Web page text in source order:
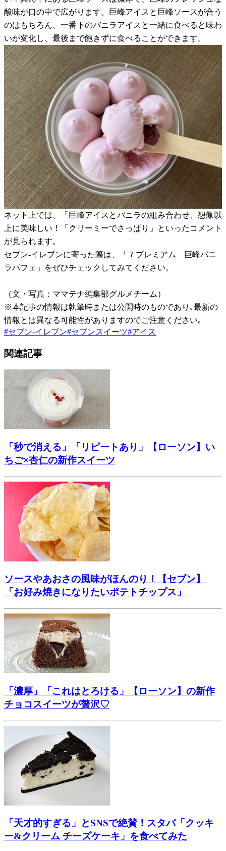
酸味が口の中で広がります。巨峰アイスと巨峰ソースが合う
のはもちろん、一番下のバニラアイスと一緒に食べると味わ
いが変化し、最後まで飽きずに食べることができます。
ネット上では、「巨峰アイスとバニラの組み合わせ、想像以
上に美味しい！「クリーミーでさっぱり」といったコメント
が見られます。
セブン-イレブンに寄った際は、「７プレミアム 巨峰バニ
ラパフェ」をぜひチェックしてみてください。
（文・写真：ママテナ編集部グルメチーム）
※本記事の情報は執筆時または公開時のものであり､最新の
情報とは異なる可能性がありますのでご注意ください｡
#セブン-イレブン#セブンスイーツ#アイス
関連記事
「秒で消える」「リピートあり」【ローソン】い
ちご×杏仁の新作スイーツ
ソースやあおさの風味がほんのり！【セブン】
「お好み焼きになりたいポテトチップス」
「濃厚」「これはとろける」【ローソン】の新作
チョコスイーツが贅沢♡
「天才的すぎる」とSNSで絶賛！スタバ「クッキ
ー&クリーム チーズケーキ」を食べてみた